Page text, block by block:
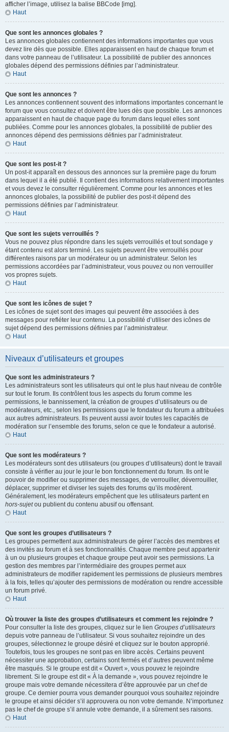
afficher l’image, utilisez la balise BBCode [img].
Haut
Que sont les annonces globales ?
Les annonces globales contiennent des informations importantes que vous
devez lire dès que possible. Elles apparaissent en haut de chaque forum et
dans votre panneau de l’utilisateur. La possibilité de publier des annonces
globales dépend des permissions définies par l’administrateur.
Haut
Que sont les annonces ?
Les annonces contiennent souvent des informations importantes concernant le
forum que vous consultez et doivent être lues dès que possible. Les annonces
apparaissent en haut de chaque page du forum dans lequel elles sont
publiées. Comme pour les annonces globales, la possibilité de publier des
annonces dépend des permissions définies par l’administrateur.
Haut
Que sont les post-it ?
Un post-it apparaît en dessous des annonces sur la première page du forum
dans lequel il a été publié. Il contient des informations relativement importantes
et vous devez le consulter régulièrement. Comme pour les annonces et les
annonces globales, la possibilité de publier des post-it dépend des
permissions définies par l’administrateur.
Haut
Que sont les sujets verrouillés ?
Vous ne pouvez plus répondre dans les sujets verrouillés et tout sondage y
étant contenu est alors terminé. Les sujets peuvent être verrouillés pour
différentes raisons par un modérateur ou un administrateur. Selon les
permissions accordées par l’administrateur, vous pouvez ou non verrouiller
vos propres sujets.
Haut
Que sont les icônes de sujet ?
Les icônes de sujet sont des images qui peuvent être associées à des
messages pour refléter leur contenu. La possibilité d’utiliser des icônes de
sujet dépend des permissions définies par l’administrateur.
Haut
Niveaux d’utilisateurs et groupes
Que sont les administrateurs ?
Les administrateurs sont les utilisateurs qui ont le plus haut niveau de contrôle
sur tout le forum. Ils contrôlent tous les aspects du forum comme les
permissions, le bannissement, la création de groupes d’utilisateurs ou de
modérateurs, etc., selon les permissions que le fondateur du forum a attribuées
aux autres administrateurs. Ils peuvent aussi avoir toutes les capacités de
modération sur l’ensemble des forums, selon ce que le fondateur a autorisé.
Haut
Que sont les modérateurs ?
Les modérateurs sont des utilisateurs (ou groupes d’utilisateurs) dont le travail
consiste à vérifier au jour le jour le bon fonctionnement du forum. Ils ont le
pouvoir de modifier ou supprimer des messages, de verrouiller, déverrouiller,
déplacer, supprimer et diviser les sujets des forums qu’ils modèrent.
Généralement, les modérateurs empêchent que les utilisateurs partent en
hors-sujetou publient du contenu abusif ou offensant.
Haut
Que sont les groupes d’utilisateurs ?
Les groupes permettent aux administrateurs de gérer l’accès des membres et
des invités au forum et à ses fonctionnalités. Chaque membre peut appartenir
à un ou plusieurs groupes et chaque groupe peut avoir ses permissions. La
gestion des membres par l’intermédiaire des groupes permet aux
administrateurs de modifier rapidement les permissions de plusieurs membres
à la fois, telles qu’ajouter des permissions de modération ou rendre accessible
un forum privé.
Haut
Où trouver la liste des groupes d’utilisateurs et comment les rejoindre ?
Pour consulter la liste des groupes, cliquez sur le lien Groupes d’utilisateurs
depuis votre panneau de l’utilisateur. Si vous souhaitez rejoindre un des
groupes, sélectionnez le groupe désiré et cliquez sur le bouton approprié.
Toutefois, tous les groupes ne sont pas en libre accès. Certains peuvent
nécessiter une approbation, certains sont fermés et d’autres peuvent même
être masqués. Si le groupe est dit « Ouvert », vous pouvez le rejoindre
librement. Si le groupe est dit « À la demande », vous pouvez rejoindre le
groupe mais votre demande nécessitera d’être approuvée par un chef de
groupe. Ce dernier pourra vous demander pourquoi vous souhaitez rejoindre
le groupe et ainsi décider s’il approuvera ou non votre demande. N’importunez
pas le chef de groupe s’il annule votre demande, il a sûrement ses raisons.
Haut